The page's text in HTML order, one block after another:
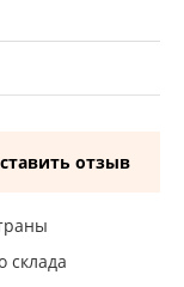
отзыв
склада